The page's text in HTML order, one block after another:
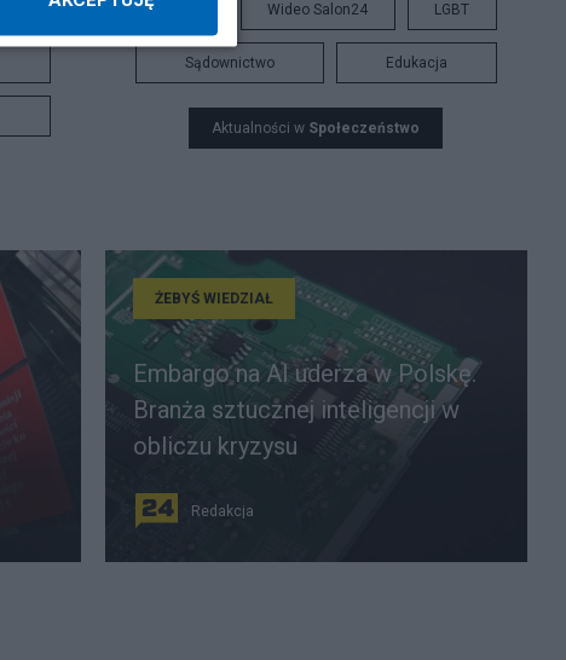
Wideo Salon24 LGBT
Sądownictwo Edukacja
Aktualności w Społeczeństwo
ŻEBYŚ WIEDZIAŁ
Embargo na AI uderza w Polskę.
Branża sztucznej inteligencji w
obliczu kryzysu
Redakcja